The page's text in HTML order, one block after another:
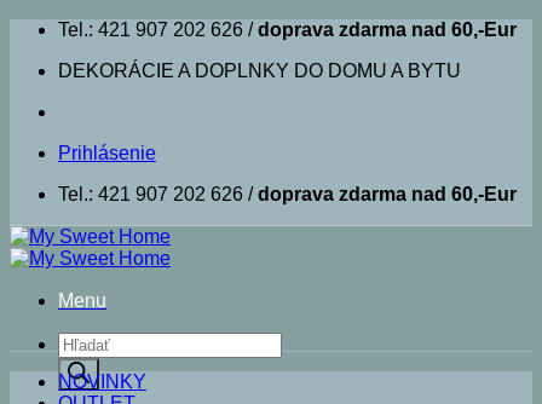
Skip
content
Tel.: 421 907 202 626 /doprava zdarma nad 60,-Eur
DEKORÁCIE A DOPLNKY DO DOMU A BYTU
Prihlásenie
Tel.: 421 907 202 626 /doprava zdarma nad 60,-Eur
Menu
Products
search
NOVINKY